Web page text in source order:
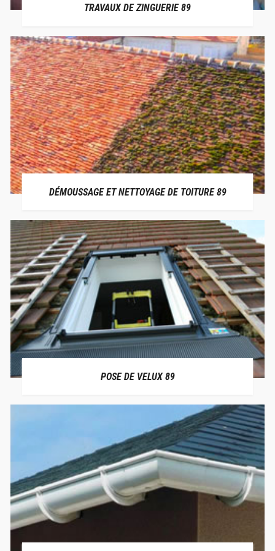
TRAVAUX DE ZINGUERIE 89
DÉMOUSSAGE ET NETTOYAGE DE TOITURE 89
POSE DE VELUX 89